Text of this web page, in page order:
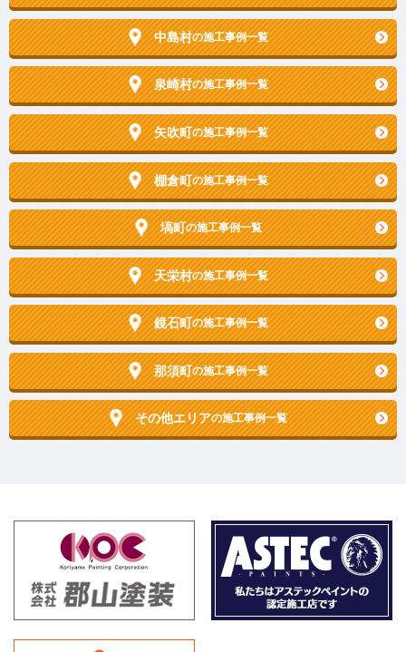
中島村の施工事例一覧
泉崎村の施工事例一覧
矢吹町の施工事例一覧
棚倉町の施工事例一覧
塙町の施工事例一覧
天栄村の施工事例一覧
鏡石町の施工事例一覧
那須町の施工事例一覧
その他エリアの施工事例一覧